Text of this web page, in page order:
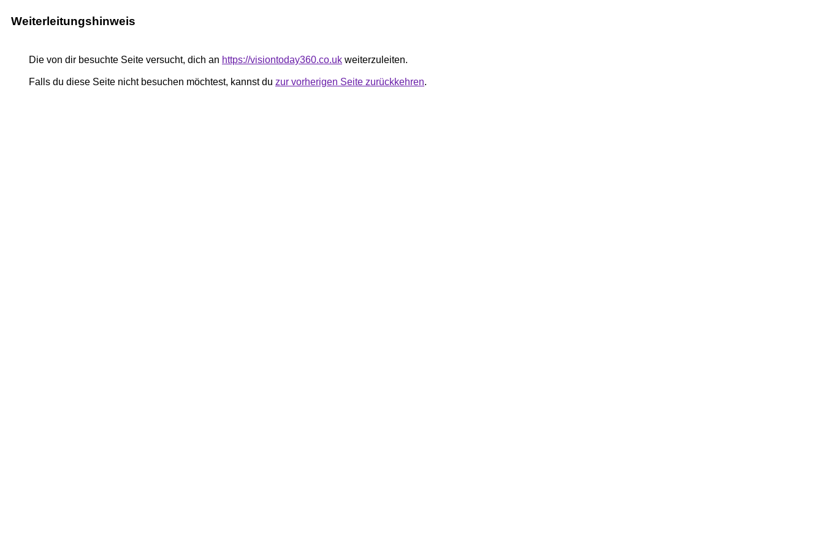
Weiterleitungshinweis
Die von dir besuchte Seite versucht, dich an https://visiontoday360.co.uk weiterzuleiten.
Falls du diese Seite nicht besuchen möchtest, kannst du zur vorherigen Seite zurückkehren.